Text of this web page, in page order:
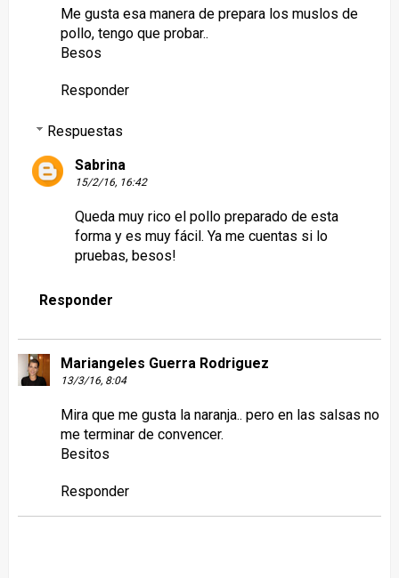
Me gusta esa manera de prepara los muslos de
pollo, tengo que probar..
Besos
Responder
Respuestas
Sabrina
15/2/16, 16:42
Queda muy rico el pollo preparado de esta
forma y es muy fácil. Ya me cuentas si lo
pruebas, besos!
Responder
Mariangeles Guerra Rodriguez
13/3/16, 8:04
Mira que me gusta la naranja.. pero en las salsas no
me terminar de convencer.
Besitos
Responder